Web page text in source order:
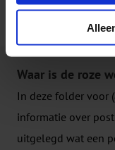
Producten
Waar is de roze
In deze folder voor
informatie over
uitgelegd wat een